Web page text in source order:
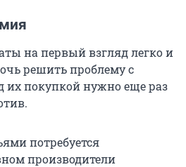
на первый взгляд легко и
решить проблему с
их покупкой нужно еще раз
потребуется
производители